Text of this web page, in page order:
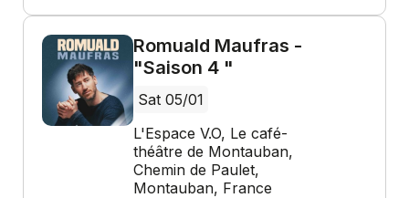
Romuald Maufras -
"Saison 4 "
Sat 05/01
L'Espace V.O, Le café-
théâtre de Montauban,
Chemin de Paulet,
Montauban, France